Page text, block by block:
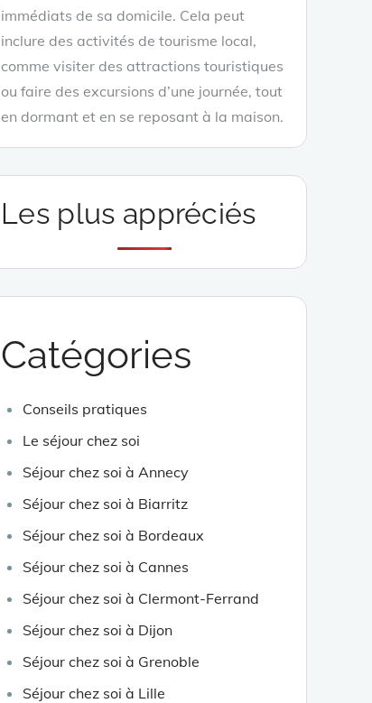
immédiats de sa domicile. Cela peut
inclure des activités de tourisme local,
comme visiter des attractions touristiques
ou faire des excursions d’une journée, tout
en dormant et en se reposant à la maison.
Les plus appréciés
Catégories
Conseils pratiques
Le séjour chez soi
Séjour chez soi à Annecy
Séjour chez soi à Biarritz
Séjour chez soi à Bordeaux
Séjour chez soi à Cannes
Séjour chez soi à Clermont-Ferrand
Séjour chez soi à Dijon
Séjour chez soi à Grenoble
Séjour chez soi à Lille